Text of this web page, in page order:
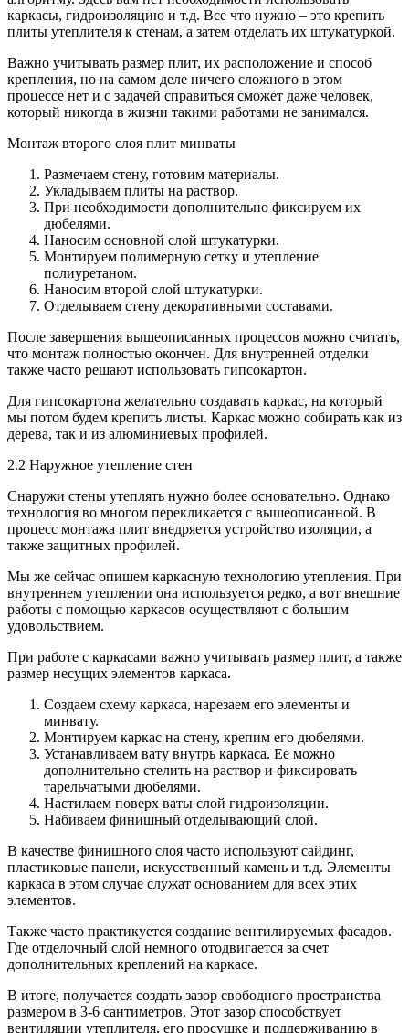
каркасы, гидроизоляцию и т.д. Все что нужно – это крепить
плиты утеплителя к стенам, а затем отделать их штукатуркой.
Важно учитывать размер плит, их расположение и способ
крепления, но на самом деле ничего сложного в этом
процессе нет и с задачей справиться сможет даже человек,
который никогда в жизни такими работами не занимался.
Монтаж второго слоя плит минваты
Размечаем стену, готовим материалы.
Укладываем плиты на раствор.
При необходимости дополнительно фиксируем их
дюбелями.
Наносим основной слой штукатурки.
Монтируем полимерную сетку и утепление
полиуретаном.
Наносим второй слой штукатурки.
Отделываем стену декоративными составами.
После завершения вышеописанных процессов можно считать,
что монтаж полностью окончен. Для внутренней отделки
также часто решают использовать гипсокартон.
Для гипсокартона желательно создавать каркас, на который
мы потом будем крепить листы. Каркас можно собирать как из
дерева, так и из алюминиевых профилей.
2.2 Наружное утепление стен
Снаружи стены утеплять нужно более основательно. Однако
технология во многом перекликается с вышеописанной. В
процесс монтажа плит внедряется устройство изоляции, а
также защитных профилей.
Мы же сейчас опишем каркасную технологию утепления. При
внутреннем утеплении она используется редко, а вот внешние
работы с помощью каркасов осуществляют с большим
удовольствием.
При работе с каркасами важно учитывать размер плит, а также
размер несущих элементов каркаса.
Создаем схему каркаса, нарезаем его элементы и
минвату.
Монтируем каркас на стену, крепим его дюбелями.
Устанавливаем вату внутрь каркаса. Ее можно
дополнительно стелить на раствор и фиксировать
тарельчатыми дюбелями.
Настилаем поверх ваты слой гидроизоляции.
Набиваем финишный отделывающий слой.
В качестве финишного слоя часто используют сайдинг,
пластиковые панели, искусственный камень и т.д. Элементы
каркаса в этом случае служат основанием для всех этих
элементов.
Также часто практикуется создание вентилируемых фасадов.
Где отделочный слой немного отодвигается за счет
дополнительных креплений на каркасе.
В итоге, получается создать зазор свободного пространства
размером в 3-6 сантиметров. Этот зазор способствует
вентиляции утеплителя, его просушке и поддерживанию в